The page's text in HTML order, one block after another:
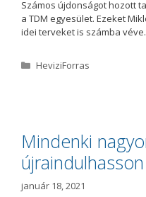
Számos újdonságot hozott
a TDM egyesület. Ezeket
idei terveket is számba véve.
K
i
a
HeviziForras
Mindenki
január 18, 2021